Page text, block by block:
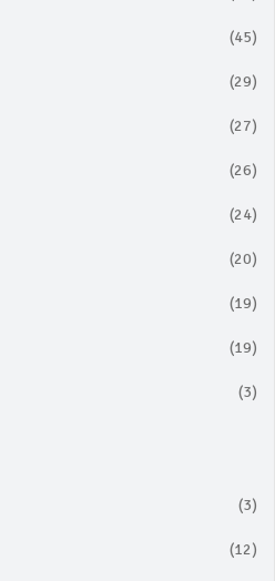
(45)
(29)
(27)
(26)
(24)
(20)
(19)
(19)
(3)
(3)
(12)